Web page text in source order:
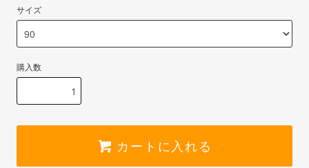
サイズ
購入数
カートに入れる